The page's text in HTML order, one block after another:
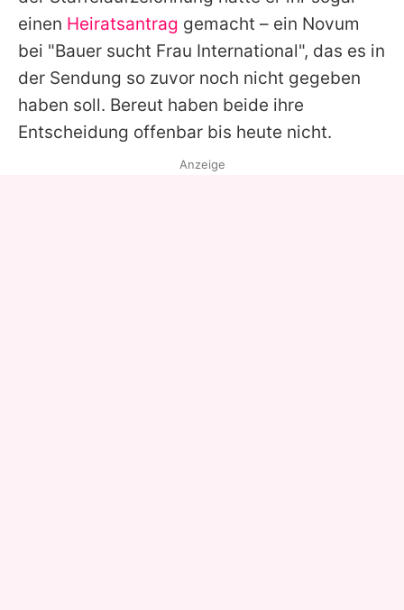
einen Heiratsantrag gemacht – ein Novum
bei "Bauer sucht Frau International", das es in
der Sendung so zuvor noch nicht gegeben
haben soll. Bereut haben beide ihre
Entscheidung offenbar bis heute nicht.
Anzeige